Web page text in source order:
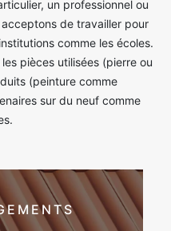
un professionnel ou
de travailler pour
comme les écoles.
pièces utilisées (pierre ou
(peinture comme
sur du neuf comme